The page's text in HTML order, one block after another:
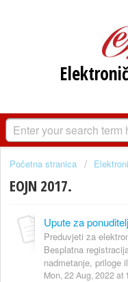
Početna stranica
EOJN 2017.
Upute za
Preduvjeti za
Besplatna
nadmetanje, priloge
Mon, 22 Aug, 2022 at